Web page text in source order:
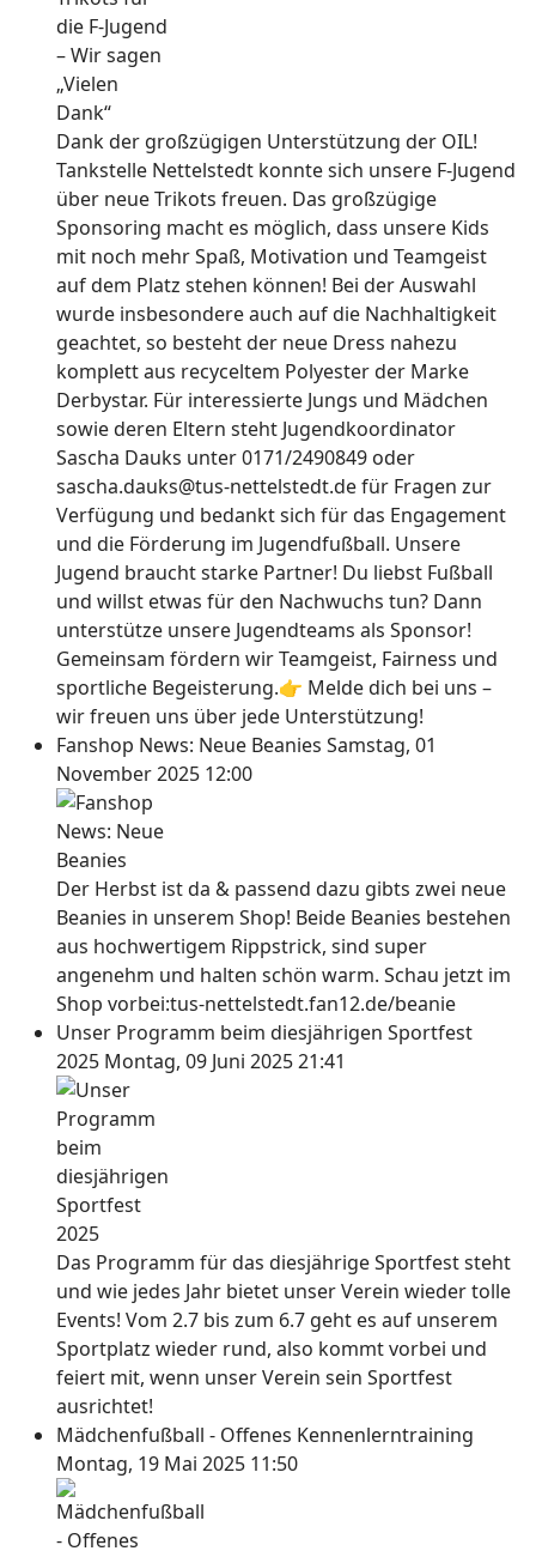
Dank der großzügigen Unterstützung der OIL!
Tankstelle Nettelstedt konnte sich unsere F-Jugend
über neue Trikots freuen. Das großzügige
Sponsoring macht es möglich, dass unsere Kids
mit noch mehr Spaß, Motivation und Teamgeist
auf dem Platz stehen können! Bei der Auswahl
wurde insbesondere auch auf die Nachhaltigkeit
geachtet, so besteht der neue Dress nahezu
komplett aus recyceltem Polyester der Marke
Derbystar. Für interessierte Jungs und Mädchen
sowie deren Eltern steht Jugendkoordinator
Sascha Dauks unter 0171/2490849 oder
sascha.dauks@tus-nettelstedt.de für Fragen zur
Verfügung und bedankt sich für das Engagement
und die Förderung im Jugendfußball. Unsere
Jugend braucht starke Partner! Du liebst Fußball
und willst etwas für den Nachwuchs tun? Dann
unterstütze unsere Jugendteams als Sponsor!
Gemeinsam fördern wir Teamgeist, Fairness und
sportliche Begeisterung.👉 Melde dich bei uns –
wir freuen uns über jede Unterstützung!
Fanshop News: Neue Beanies Samstag, 01
November 2025 12:00
Der Herbst ist da & passend dazu gibts zwei neue
Beanies in unserem Shop! Beide Beanies bestehen
aus hochwertigem Rippstrick, sind super
angenehm und halten schön warm. Schau jetzt im
Shop vorbei:tus-nettelstedt.fan12.de/beanie
Unser Programm beim diesjährigen Sportfest
2025 Montag, 09 Juni 2025 21:41
Das Programm für das diesjährige Sportfest steht
und wie jedes Jahr bietet unser Verein wieder tolle
Events! Vom 2.7 bis zum 6.7 geht es auf unserem
Sportplatz wieder rund, also kommt vorbei und
feiert mit, wenn unser Verein sein Sportfest
ausrichtet!
Mädchenfußball - Offenes Kennenlerntraining
Montag, 19 Mai 2025 11:50